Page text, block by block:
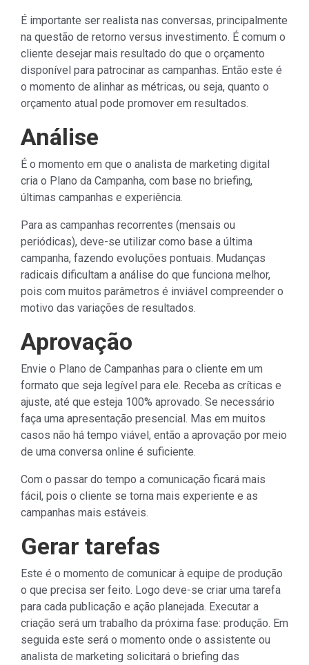
É importante ser realista nas conversas, principalmente
na questão de retorno versus investimento. É comum o
cliente desejar mais resultado do que o orçamento
disponível para patrocinar as campanhas. Então este é
o momento de alinhar as métricas, ou seja, quanto o
orçamento atual pode promover em resultados.
Análise
É o momento em que o analista de marketing digital
cria o Plano da Campanha, com base no briefing,
últimas campanhas e experiência.
Para as campanhas recorrentes (mensais ou
periódicas), deve-se utilizar como base a última
campanha, fazendo evoluções pontuais. Mudanças
radicais dificultam a análise do que funciona melhor,
pois com muitos parâmetros é inviável compreender o
motivo das variações de resultados.
Aprovação
Envie o Plano de Campanhas para o cliente em um
formato que seja legível para ele. Receba as críticas e
ajuste, até que esteja 100% aprovado. Se necessário
faça uma apresentação presencial. Mas em muitos
casos não há tempo viável, então a aprovação por meio
de uma conversa online é suficiente.
Com o passar do tempo a comunicação ficará mais
fácil, pois o cliente se torna mais experiente e as
campanhas mais estáveis.
Gerar tarefas
Este é o momento de comunicar à equipe de produção
o que precisa ser feito. Logo deve-se criar uma tarefa
para cada publicação e ação planejada. Executar a
criação será um trabalho da próxima fase: produção. Em
seguida este será o momento onde o assistente ou
analista de marketing solicitará o briefing das